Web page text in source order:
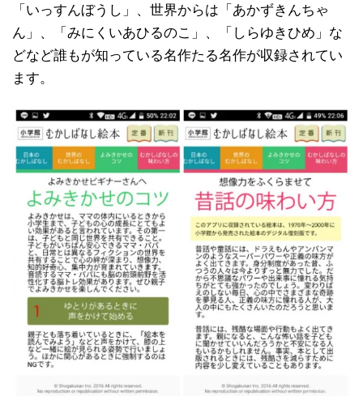
「いっすんぼうし」、世界からは「あかずきんちゃ
ん」、「みにくいあひるのこ」、「しらゆきひめ」な
どなど誰もが知っている名作たる名作が収録されてい
ます。